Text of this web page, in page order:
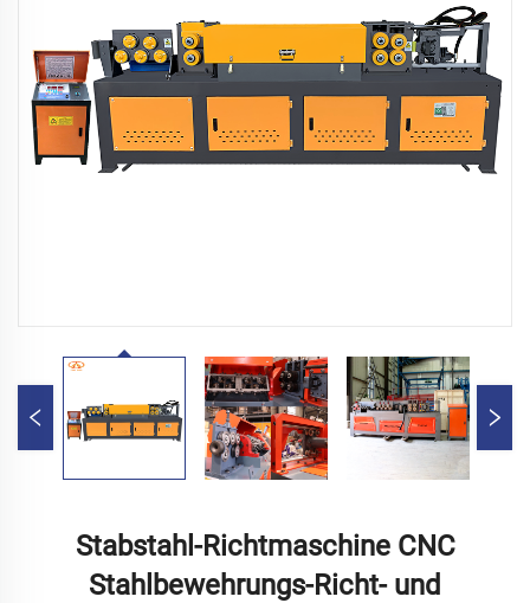
Stabstahl-Richtmaschine CNC
Stahlbewehrungs-Richt- und